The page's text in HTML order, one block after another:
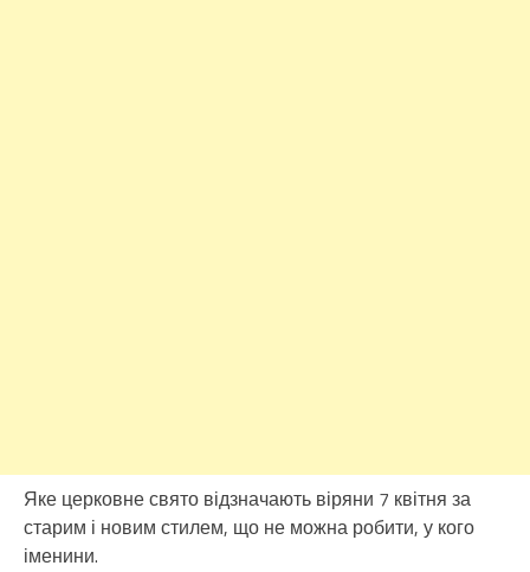
Яке церковне свято відзначають віряни 7 квітня за
старим і новим стилем, що не можна робити, у кого
іменини.